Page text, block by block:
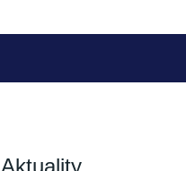
Aktuality